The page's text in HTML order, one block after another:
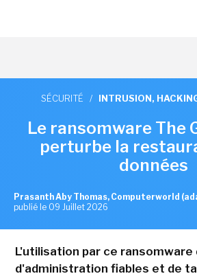
SÉCURITÉ / INTRUSION,
Le ransomware The
perturbe la
données
Prasanth Aby Thomas, Computerworld
publié le 09 Juillet 2026
L'utilisation par ce ransomware
d'administration fiables et de